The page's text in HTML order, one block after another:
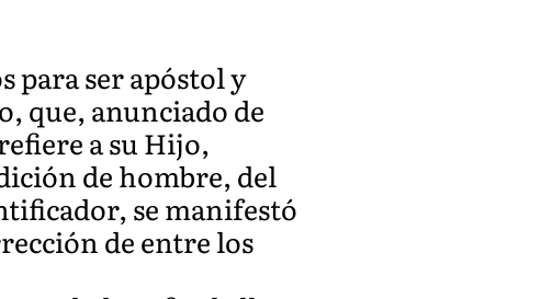
para ser apóstol y
que, anunciado de
a su Hijo,
de hombre, del
se manifestó
de entre los